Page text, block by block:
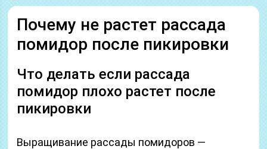
Почему не растет рассада
помидор после пикировки
Что делать если рассада
помидор плохо растет после
пикировки
Выращивание рассады помидоров —